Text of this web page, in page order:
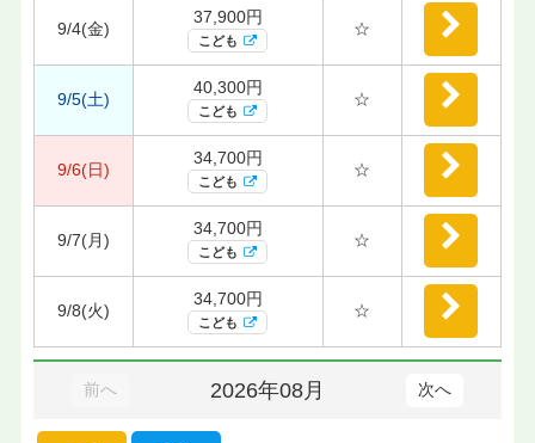
9/4(金)
37,900円
こども
☆
9/5(土)
40,300円
こども
☆
9/6(日)
34,700円
こども
☆
9/7(月)
34,700円
こども
☆
9/8(火)
34,700円
こども
☆
前へ 2026年08月 次へ